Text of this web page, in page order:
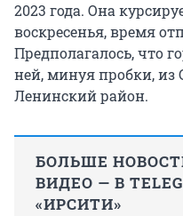
2023 года. Она
воскресенья, время
Предполагалось, что
ней, минуя пробки, из
Ленинский район.
БОЛЬШЕ
ВИДЕО — В
«ИРСИТИ»